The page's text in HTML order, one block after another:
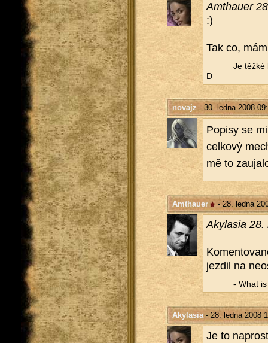
Am­thauer
:)
Tak co,
Je těžké
D
novajz - 30. ledna 2008
Po­pi­sy se
cel­ko­vý
mě to
Amthauer - 28. ledna
Akyla­sia 28.
jez­dil na
- What
Akylasia- 28. ledna 2008
Je to